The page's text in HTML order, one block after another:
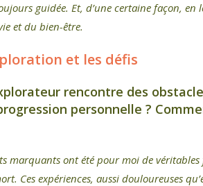
guidée. Et, d’une certaine façon,
et du bien-être.
et les défis
rencontre des
personnelle ?
marquants ont été pour moi de véritables
Ces expériences, aussi douloureuses